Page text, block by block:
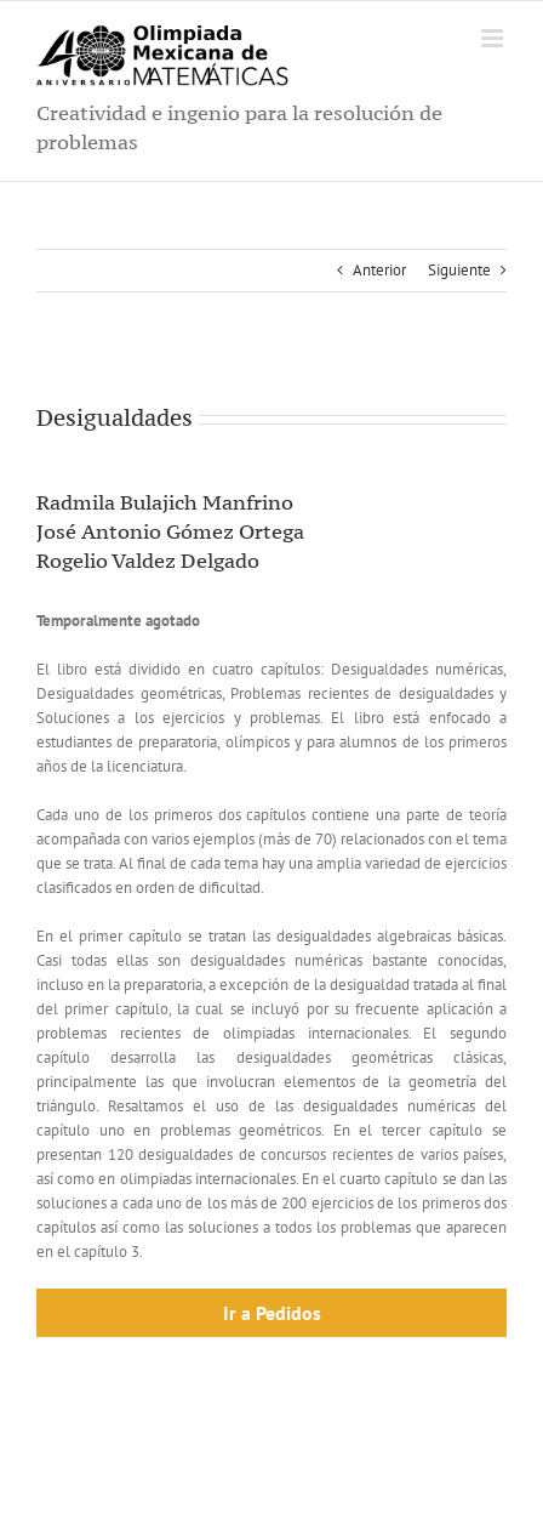
contenido
Creatividad e ingenio para la resolución de
problemas
Anterior Siguiente
Desigualdades
Radmila Bulajich Manfrino
José Antonio Gómez Ortega
Rogelio Valdez Delgado
Temporalmente agotado
El libro está dividido en cuatro capítulos: Desigualdades numéricas,
Desigualdades geométricas, Problemas recientes de desigualdades y
Soluciones a los ejercicios y problemas. El libro está enfocado a
estudiantes de preparatoria, olímpicos y para alumnos de los primeros
años de la licenciatura.
Cada uno de los primeros dos capítulos contiene una parte de teoría
acompañada con varios ejemplos (más de 70) relacionados con el tema
que se trata. Al final de cada tema hay una amplia variedad de ejercicios
clasificados en orden de dificultad.
En el primer capítulo se tratan las desigualdades algebraicas básicas.
Casi todas ellas son desigualdades numéricas bastante conocidas,
incluso en la preparatoria, a excepción de la desigualdad tratada al final
del primer capítulo, la cual se incluyó por su frecuente aplicación a
problemas recientes de olimpiadas internacionales. El segundo
capítulo desarrolla las desigualdades geométricas clásicas,
principalmente las que involucran elementos de la geometría del
triángulo. Resaltamos el uso de las desigualdades numéricas del
capítulo uno en problemas geométricos. En el tercer capítulo se
presentan 120 desigualdades de concursos recientes de varios países,
así como en olimpiadas internacionales. En el cuarto capítulo se dan las
soluciones a cada uno de los más de 200 ejercicios de los primeros dos
capítulos así como las soluciones a todos los problemas que aparecen
en el capítulo 3.
Ir a Pedidos